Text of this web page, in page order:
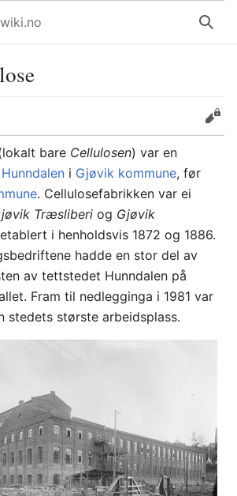
Søk
Rediger
bare Cellulosen) var en
Hunndalen i Gjøvik kommune, før
. Cellulosefabrikken var ei
Træsliberi og Gjøvik
i henholdsvis 1872 og 1886.
hadde en stor del av
av tettstedet Hunndalen på
Fram til nedlegginga i 1981 var
stedets største arbeidsplass.